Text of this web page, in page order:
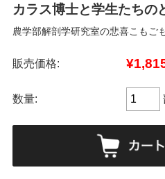
カラス博士と学生たちの
農学部解剖学研究室の悲喜こもご
販売価格:
数量: